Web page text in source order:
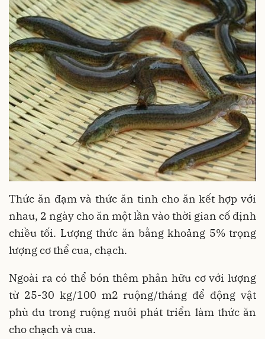
Thức ăn đạm và thức ăn tinh cho ăn kết hợp với
nhau, 2 ngày cho ăn một lần vào thời gian cố định
chiều tối. Lượng thức ăn bằng khoảng 5% trọng
lượng cơ thể cua, chạch.
Ngoài ra có thể bón thêm phân hữu cơ với lượng
từ 25-30 kg/100 m2 ruộng/tháng để động vật
phù du trong ruộng nuôi phát triển làm thức ăn
cho chạch và cua.